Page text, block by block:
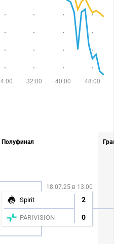
Полуфинал
18.07.25 в 13:00
Spirit 2
PARIVISION 0